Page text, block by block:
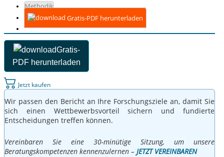
Methodik
Gratis-PDF herunterladen
Gratis-
PDF herunterladen
Jetzt kaufen
Wir passen den Bericht an Ihre Forschungsziele an, damit Sie
sich einen Wettbewerbsvorteil sichern und fundierte
Entscheidungen treffen können.
Vereinbaren Sie eine 30-minütige Sitzung, um unsere
Beratungskompetenzen kennenzulernen – JETZT VEREINBAREN